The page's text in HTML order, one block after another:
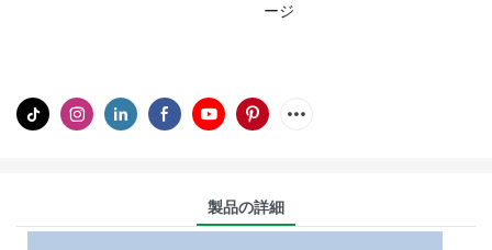
ージ
製品の詳細